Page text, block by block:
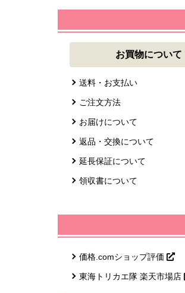
お買物について
送料・お支払い
ご注文方法
お届けについて
返品・交換について
延長保証について
領収書について
価格.comショップ評価
東海トリカエ隊 楽天市場店